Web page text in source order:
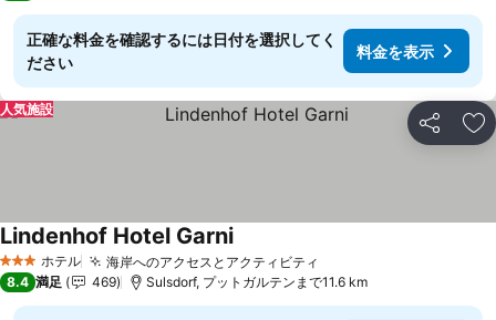
正確な料金を確認するには日付を選択してく
ださい
料金を表示
シェア お
人気施設
3 ホテルのランク
ホテル 海岸へのアクセスとアクティビティ
Lindenhof Hotel Garni料金を表示
8.4 満足 469 Sulsdorf, プットガルテンまで11.6 km